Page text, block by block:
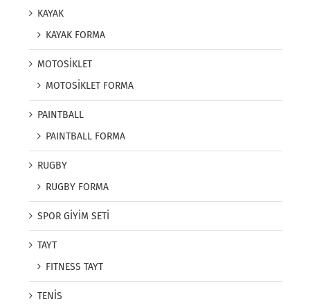
KAYAK
KAYAK FORMA
MOTOSİKLET
MOTOSİKLET FORMA
PAINTBALL
PAINTBALL FORMA
RUGBY
RUGBY FORMA
SPOR GİYİM SETİ
TAYT
FITNESS TAYT
TENİS